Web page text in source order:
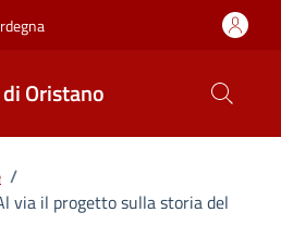
Oristano
/
via il progetto sulla storia del